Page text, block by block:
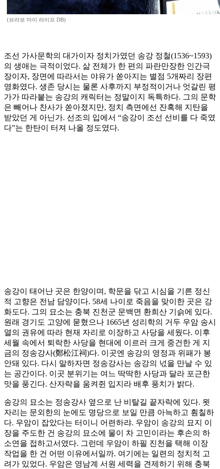
(브라보 마이 라이프 DB)
조선 가사문학의 대가이자 정치가였던 송강 정철(1536~1593)
의 생애는 극적이었다. 삶 전체가 한 편의 파란만장한 인간극
장이자, 장면에 따라서는 야유가 쏟아지는 별점 5개짜리 장편
영화였다. 생존 당시는 물론 사후까지 부정적이거나 엇갈린 평
가가 따라붙는 송강의 캐릭터는 정말이지 독특하다. 그의 문학
은 빼어나 찬사가 쏟아졌지만, 정치 측면에선 잔혹해 지탄을
받았던 게 아닌가. 선조의 입에서 “송강이 조선 선비를 다 죽였
다”는 한탄이 터져 나올 정도였다.
송강이 태어난 곳은 한양이며, 학문을 닦고 시심을 기른 정신
적 고향은 전남 담양이다. 58세 나이로 죽음을 맞이한 곳은 강
화도다. 그의 묘소는 충북 진천군 문백면 환희산 기슭에 있다.
원래 경기도 고양에 묻혔으나 1665년 성리학의 거두 우암 송시
열의 권유에 따라 현재 자리로 이장하고 사당을 세웠다. 이후
세월 속에서 퇴락한 사당을 현대에 이르러 크게 중건한 게 지
금의 정송강사(鄭松江祠)다. 이곳엔 송강의 영정과 위패가 봉
안돼 있다. 다시 말하자면 정송강사는 송강의 넋을 만날 수 있
는 공간이다. 이곳 분위기는 여느 딱딱한 사당과 달라 포근한
맛을 풍긴다. 산자락을 움켜쥔 입지라 배후 풍치가 밝다.
송강의 묘소는 정송강사 옆으로 난 비탈길 끝자락에 있다. 묏
자리는 문외한의 눈에도 명당으로 보일 만큼 아늑하고 훤칠하
다. 우암이 잡았다는 터이니 어련하랴. 우암이 송강의 묘지 이
장을 주도한 건 송강의 묘소에 물이 차 고민이라는 후손의 하
소연을 접하고서였다. 그런데 우암이 하필 진천을 택해 이장
작업을 한 건 어떤 이유에서일까. 여기에는 일련의 정치적 고
려가 있었다. 우암은 영남계 서원 세력을 견제하기 위해 충북